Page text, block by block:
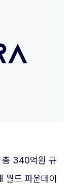
총 340억원 규
월드 파운데이